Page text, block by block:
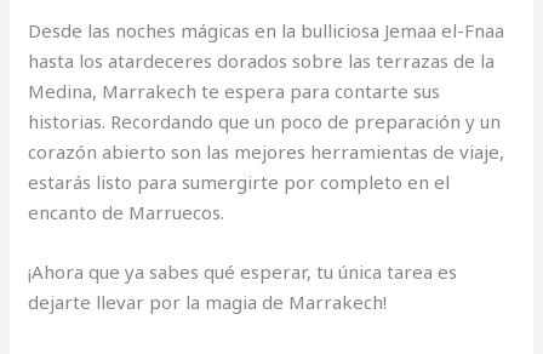
Desde las noches mágicas en la bulliciosa Jemaa el-Fnaa
hasta los atardeceres dorados sobre las terrazas de la
Medina, Marrakech te espera para contarte sus
historias. Recordando que un poco de preparación y un
corazón abierto son las mejores herramientas de viaje,
estarás listo para sumergirte por completo en el
encanto de Marruecos.
¡Ahora que ya sabes qué esperar, tu única tarea es
dejarte llevar por la magia de Marrakech!